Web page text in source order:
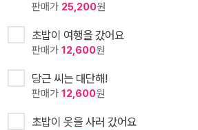
판매가 25,200원
초밥이 여행을 갔어요
판매가 12,600원
당근 씨는 대단해!
판매가 12,600원
초밥이 옷을 사러 갔어요